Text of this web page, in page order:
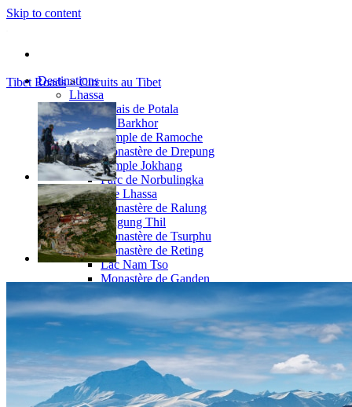
Skip to content
Destinations
Lhassa
Palais de Potala
Le Barkhor
Temple de Ramoche
Monastère de Drepung
Temple Jokhang
Parc de Norbulingka
Autour de Lhassa
Monastère de Ralung
Drigung Thil
Monastère de Tsurphu
Monastère de Reting
Lac Nam Tso
Monastère de Ganden
Rafting à Tolong Chu
Tsétang
Mindroling
Monastère de Samyé
Yumbulagang
Monastère de Traduk
Gyantsé
Pelkor Chode & Kumbum
Tibet Roads > Circuits au Tibet